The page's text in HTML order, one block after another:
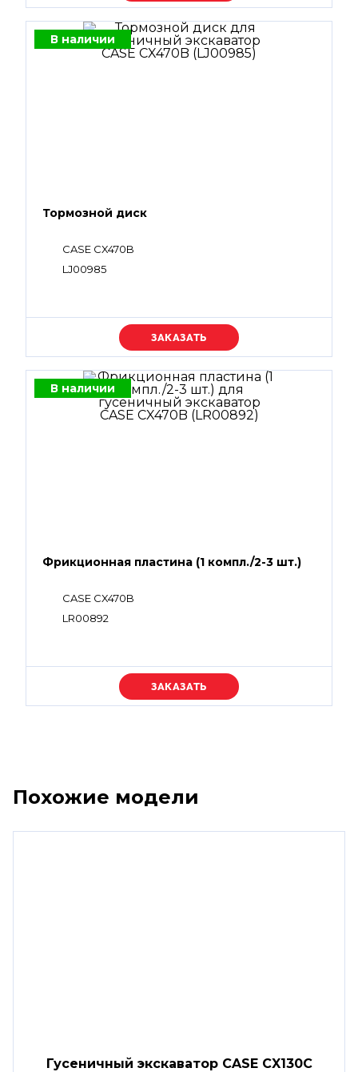
В наличии
Тормозной диск
CASE CX470B
LJ00985
Уточняйте цену
В наличии
Фрикционная пластина (1 компл./2-3 шт.)
CASE CX470B
LR00892
Уточняйте цену
Похожие модели
Гусеничный экскаватор CASE CX130C